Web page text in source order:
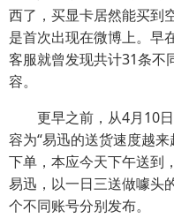
西了，买显卡居然能买到
是首次出现在微博上。早
客服就曾发现共计31条不
容。
更早之前，从4月10日
容为“易迅的送货速度越
下单，本应今天下午送到
易迅，以一日三送做噱头
个不同账号分别发布。